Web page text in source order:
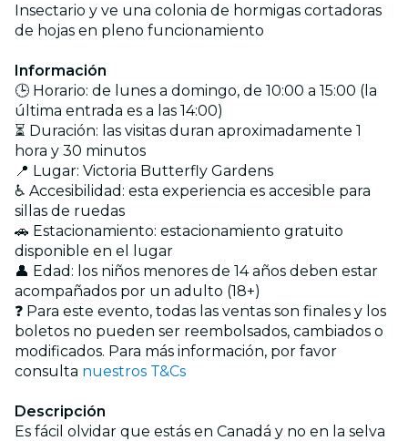
Insectario y ve una colonia de hormigas cortadoras
de hojas en pleno funcionamiento
Información
🕒 Horario: de lunes a domingo, de 10:00 a 15:00 (la
última entrada es a las 14:00)
⏳ Duración: las visitas duran aproximadamente 1
hora y 30 minutos
📍 Lugar: Victoria Butterfly Gardens
♿ Accesibilidad: esta experiencia es accesible para
sillas de ruedas
🚗 Estacionamiento: estacionamiento gratuito
disponible en el lugar
👤 Edad: los niños menores de 14 años deben estar
acompañados por un adulto (18+)
❓ Para este evento, todas las ventas son finales y los
boletos no pueden ser reembolsados, cambiados o
modificados. Para más información, por favor
consulta nuestros T&Cs
Descripción
Es fácil olvidar que estás en Canadá y no en la selva